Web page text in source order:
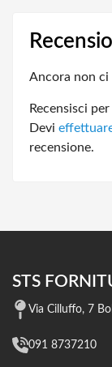
Ancora non ci
Recensisci
Devi
recensione.
STS
Via Cilluffo, 7
091 8737210